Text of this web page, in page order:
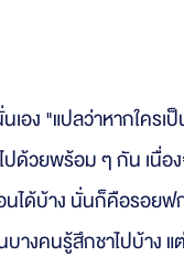
อง "แปลว่าหากใครเ
ด้วยพร้อม ๆ กัน เนื่อ
ได้บ้าง นั่นก็คือรอยฟ
างคนรู้สึกชาไปบ้าง